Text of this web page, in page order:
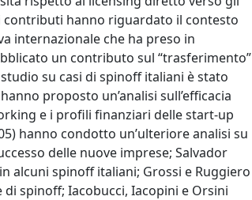
hanno riguardato il contesto
internazionale che ha preso in
un contributo sul “trasferimento”
su casi di spinoff italiani è stato
proposto un’analisi sull’efficacia
e i profili finanziari delle start-up
hanno condotto un’ulteriore analisi su
delle nuove imprese; Salvador
alcuni spinoff italiani; Grossi e Ruggiero
spinoff; Iacobucci, Iacopini e Orsini